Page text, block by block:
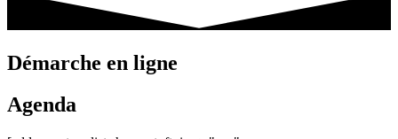
Démarche en ligne
Agenda